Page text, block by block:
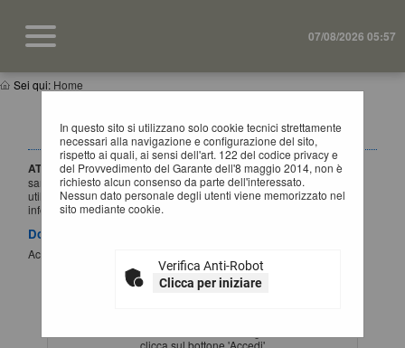
07/08/2026 05:57
Sei qui: Home
In questo sito si utilizzano solo cookie tecnici strettamente
necessari alla navigazione e configurazione del sito,
rispetto ai quali, ai sensi dell'art. 122 del codice privacy e
del Provvedimento del Garante dell'8 maggio 2014, non è
richiesto alcun consenso da parte dell'interessato.
Nessun dato personale degli utenti viene memorizzato nel
sito mediante cookie.
Verifica Anti-Robot
Clicca per iniziare
ACCESSO
ATTENZIONE:a partire dal1 Luglio 2026l'accesso alla piattaforma
sarà possibile esclusivamente tramite SSO (Single-Sign ON),
utilizzando un'identità digitale SPID / CIE / EIDAS. Per maggiori
informazioni si rimanda al manuale qui disponibile.
Documenti
Accesso al portale Single Sign-ON
ACCESSO CON IDENTITÀ DIGITALE
clicca sul bottone 'Accedi'